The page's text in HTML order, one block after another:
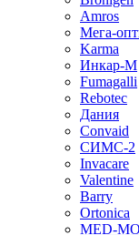
Amros
Мега-
Karma
Инкар-М
Fumagalli
Rebotec
Дания
Convaid
СИМС-2
Invacare
Valentine
Barry
Ortonica
MED-